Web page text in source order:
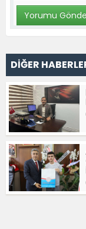
DİĞER